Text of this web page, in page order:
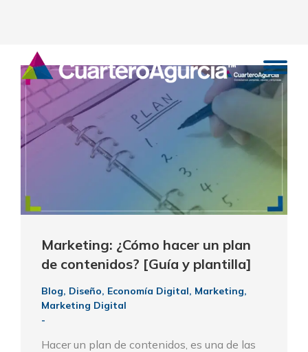
Marketing: ¿Cómo hacer un plan
de contenidos? [Guía y plantilla]
Blog, Diseño, Economía Digital, Marketing,
Marketing Digital
Hacer un plan de contenidos, es una de las